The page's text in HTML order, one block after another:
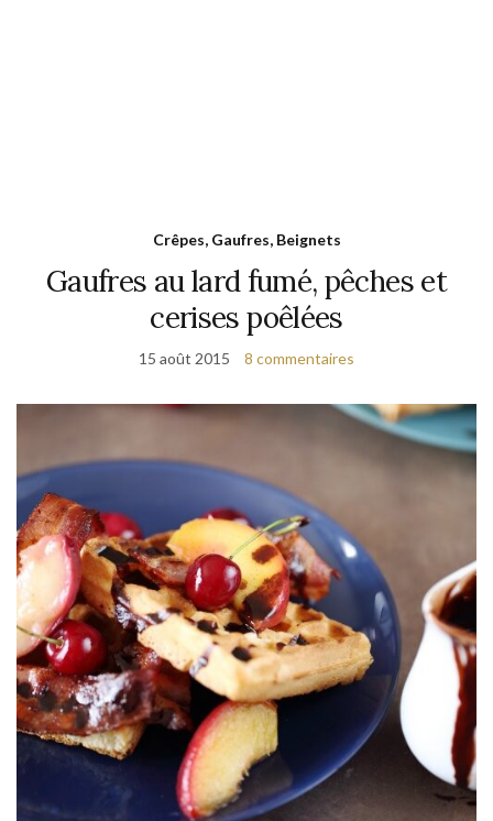
Crêpes, Gaufres, Beignets
Gaufres au lard fumé, pêches et
cerises poêlées
15 août 2015 8 commentaires